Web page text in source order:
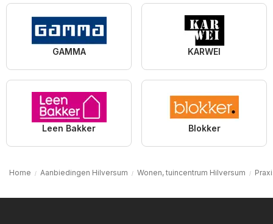
GAMMA KARWEI
Leen Bakker Blokker
Home Aanbiedingen Hilversum Wonen, tuincentrum Hilversum